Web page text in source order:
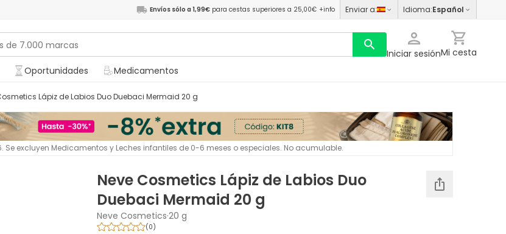
Envíos sólo a 1,99€ para cestas superiores a 25,00€ +info Enviar a: Idioma:Español
Iniciar sesiónMi cesta
Oportunidades Medicamentos
Cosmetics Lápiz de Labios Duo Duebaci Mermaid 20 g
Se excluyen Medicamentos y Leches infantiles de 0-6 meses o especiales. No acumulable.
Neve Cosmetics Lápiz de Labios Duo
Duebaci Mermaid 20 g
Neve Cosmetics·20 g
(0)